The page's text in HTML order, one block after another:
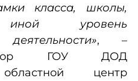
класса, школы,
уровень
, –
ГОУ ДОД
центр